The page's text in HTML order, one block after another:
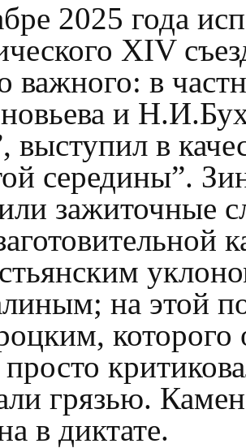
2025 года
XIV
важного: в
и
выступил в
середины”.
зажиточные
на этой
которого
просто
грязью.
в диктате.